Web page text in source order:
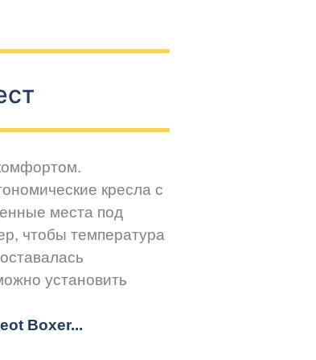
кресла с
места под
чтобы температура
установить
Boxer...